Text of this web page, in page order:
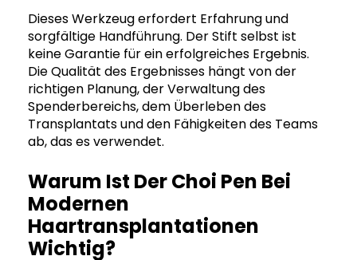
Dieses Werkzeug erfordert Erfahrung und
sorgfältige Handführung. Der Stift selbst ist
keine Garantie für ein erfolgreiches Ergebnis.
Die Qualität des Ergebnisses hängt von der
richtigen Planung, der Verwaltung des
Spenderbereichs, dem Überleben des
Transplantats und den Fähigkeiten des Teams
ab, das es verwendet.
Warum Ist Der Choi Pen Bei
Modernen
Haartransplantationen
Wichtig?